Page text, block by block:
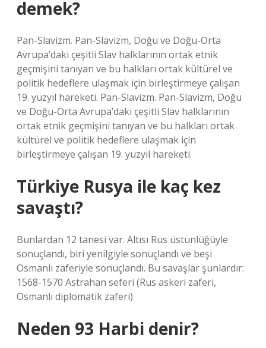
demek?
Pan-Slavizm. Pan-Slavizm, Doğu ve Doğu-Orta
Avrupa’daki çeşitli Slav halklarının ortak etnik
geçmişini tanıyan ve bu halkları ortak kültürel ve
politik hedeflere ulaşmak için birleştirmeye çalışan
19. yüzyıl hareketi. Pan-Slavizm. Pan-Slavizm, Doğu
ve Doğu-Orta Avrupa’daki çeşitli Slav halklarının
ortak etnik geçmişini tanıyan ve bu halkları ortak
kültürel ve politik hedeflere ulaşmak için
birleştirmeye çalışan 19. yüzyıl hareketi.
Türkiye Rusya ile kaç kez
savaştı?
Bunlardan 12 tanesi var. Altısı Rus üstünlüğüyle
sonuçlandı, biri yenilgiyle sonuçlandı ve beşi
Osmanlı zaferiyle sonuçlandı. Bu savaşlar şunlardır:
1568-1570 Astrahan seferi (Rus askeri zaferi,
Osmanlı diplomatik zaferi)
Neden 93 Harbi denir?